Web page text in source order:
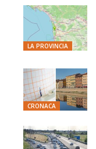
LA PROVINCIA
CRONACA